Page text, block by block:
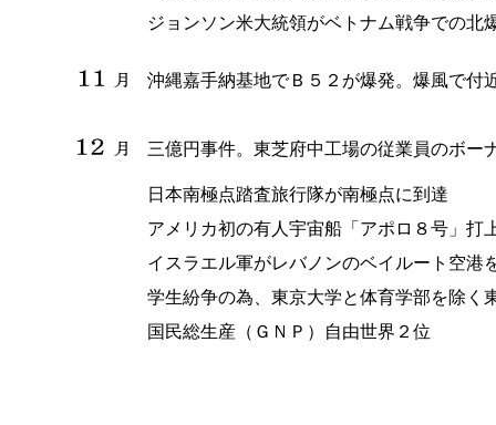
ジョンソン米大統領がベトナム戦争での北
沖縄嘉手納基地でＢ５２が爆発。爆風で付
三億円事件。東芝府中工場の従業員のボー
日本南極点踏査旅行隊が南極点に到達
アメリカ初の有人宇宙船「アポロ８号」打
イスラエル軍がレバノンのベイルート空港
学生紛争の為、東京大学と体育学部を除く
国民総生産（ＧＮＰ）自由世界２位